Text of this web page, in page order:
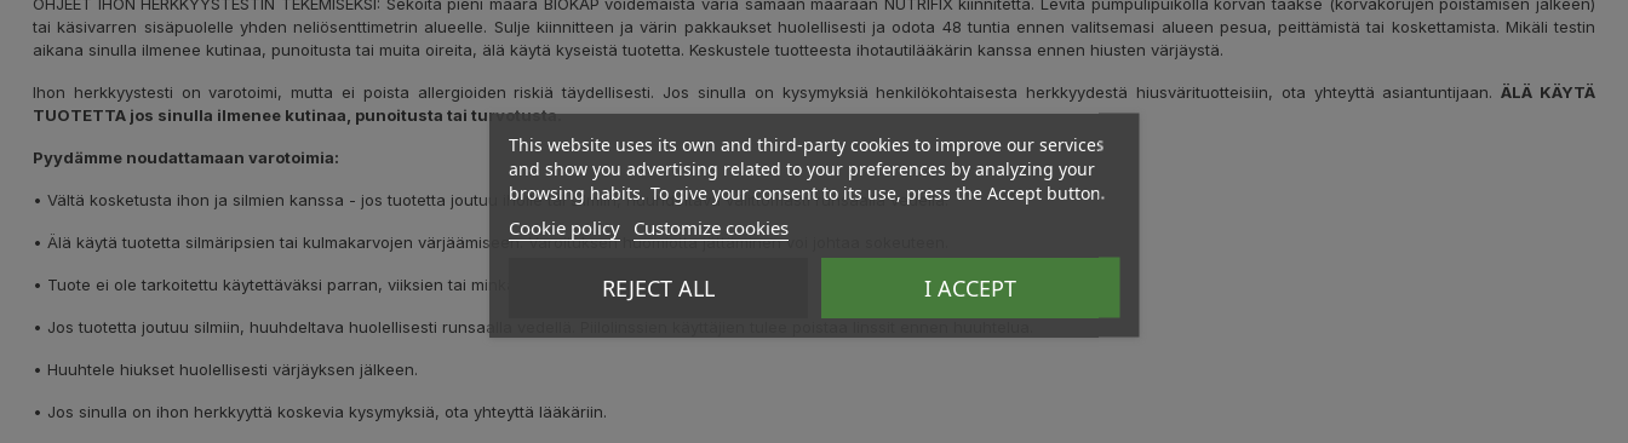
tai käsivarren sisäpuolelle yhden neliösenttimetrin alueelle. Sulje kiinnitteen ja värin pakkaukset huolellisesti ja odota 48 tuntia ennen valitsemasi alueen pesua, peittämistä tai koskettamista. Mikäli testin
aikana sinulla ilmenee kutinaa, punoitusta tai muita oireita, älä käytä kyseistä tuotetta. Keskustele tuotteesta ihotautilääkärin kanssa ennen hiusten värjäystä.
Ihon herkkyystesti on varotoimi, mutta ei poista allergioiden riskiä täydellisesti. Jos sinulla on kysymyksiä henkilökohtaisesta herkkyydestä hiusvärituotteisiin, ota yhteyttä asiantuntijaan.ÄLÄ KÄYTÄ
TUOTETTA jos sinulla ilmenee kutinaa, punoitusta tai turvotusta.
Pyydämme noudattamaan varotoimia:
• Vältä kosketusta ihon ja silmien kanssa - jos tuotetta joutuu iholle tai silmiin, huuhdeltava välittömästi runsaalla vedellä.
• Älä käytä tuotetta silmäripsien tai kulmakarvojen värjäämiseen. Varoituksen huomiotta jättäminen voi johtaa sokeuteen.
• Tuote ei ole tarkoitettu käytettäväksi parran, viiksien tai minkään muun kuin hiusten värjäämiseen.
• Jos tuotetta joutuu silmiin, huuhdeltava huolellisesti runsaalla vedellä. Piilolinssien käyttäjien tulee poistaa linssit ennen huuhtelua.
• Huuhtele hiukset huolellisesti värjäyksen jälkeen.
• Jos sinulla on ihon herkkyyttä koskevia kysymyksiä, ota yhteyttä lääkäriin.
This website uses its own and third-party cookies to improve our services
and show you advertising related to your preferences by analyzing your
browsing habits. To give your consent to its use, press the Accept button.
Cookie policy Customize cookies
REJECT ALL I ACCEPT